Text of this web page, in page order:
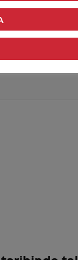
giderdi